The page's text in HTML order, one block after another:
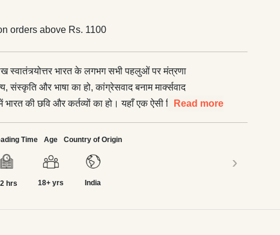
orders above Rs. 1100
स्वातंत्र्योत्तर भारत के लगभग सभी पहलुओं पर मंत्रणा
संस्कृति और भाषा का हो, कांग्रेसवाद बनाम मार्क्सवाद
भारत की छवि और कर्तव्यों का हो। यहाँ एक ऐसी विस्तृत
चौथा भाग भारत के बौद्धिक इतिहास की प्रस्तावना
से लेकर अबतक हमारे सामाजिक जीवन को प्रभावित-
में यशपाल एक दुस्साहसी संपादक के रूप में निखरते हैं
तथ्यपरक विवेचना और साहित्यिक स्वायत्तता की एक
Read more
Time
hrs
Age
18+ yrs
Country of Origin
India
›